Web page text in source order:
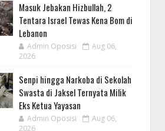
Masuk Jebakan Hizbullah, 2
Tentara Israel Tewas Kena Bom di
Lebanon
Admin Oposisi
Aug 06,
2026
Senpi hingga Narkoba di Sekolah
Swasta di Jaksel Ternyata Milik
Eks Ketua Yayasan
Admin Oposisi
Aug 06,
2026